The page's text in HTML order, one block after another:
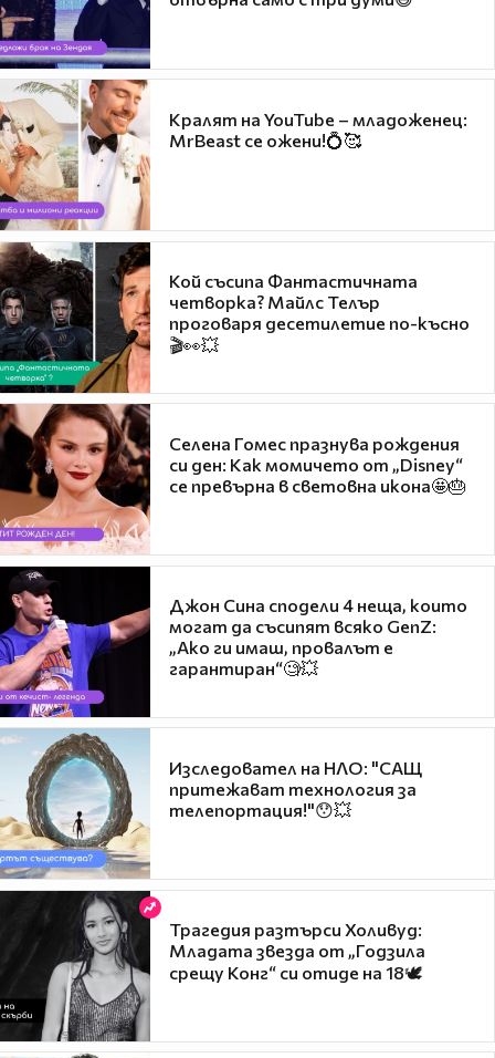
Кралят на YouTube – младоженец:
MrBeast се ожени!💍🥰
Кой съсипа Фантастичната
четворка? Майлс Телър
проговаря десетилетие по-късно
🎬👀💥
Селена Гомес празнува рождения
си ден: Как момичето от „Disney“
се превърна в световна икона🤩🎂
Джон Сина сподели 4 неща, които
могат да съсипят всяко GenZ:
„Ако ги имаш, провалът е
гарантиран“🧐💥
Изследовател на НЛО: "САЩ
притежават технология за
телепортация!"😯💥
Трагедия разтърси Холивуд:
Младата звезда от „Годзила
срещу Конг“ си отиде на 18🕊️